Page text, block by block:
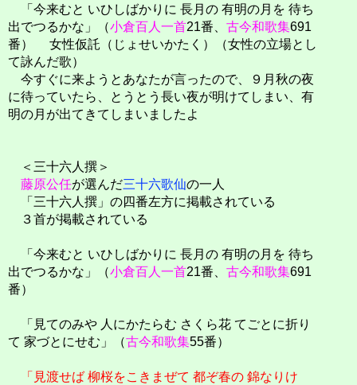
「今来むと いひしばかりに 長月の 有明の月を 待ち
出でつるかな」（小倉百人一首21番、 古今和歌集691
番） 女性仮託（じょせいかたく）（女性の立場とし
て詠んだ歌）
今すぐに来ようとあなたが言ったので、９月秋の夜
に待っていたら、とうとう長い夜が明けてしまい、有
明の月が出てきてしまいましたよ
＜三十六人撰＞
藤原公任が選んだ三十六歌仙の一人
「三十六人撰」の四番左方に掲載されている
３首が掲載されている
「今来むと いひしばかりに 長月の 有明の月を 待ち
出でつるかな」（小倉百人一首21番、 古今和歌集691
番）
「見てのみや 人にかたらむ さくら花 てごとに折り
て 家づとにせむ」（古今和歌集55番）
「見渡せば 柳桜をこきまぜて 都ぞ春の 錦なりけ